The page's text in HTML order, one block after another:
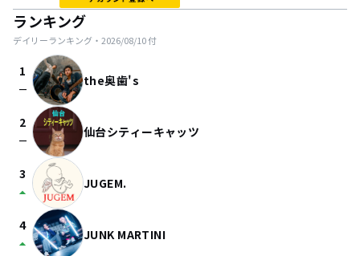
ランキング
デイリーランキング・ 2026/08/10付
1
check_indeterminate_small the奥歯's
2
check_indeterminate_small 仙台シティーキャッツ
3
arrow_drop_up JUGEM.
4
arrow_drop_up JUNK MARTINI